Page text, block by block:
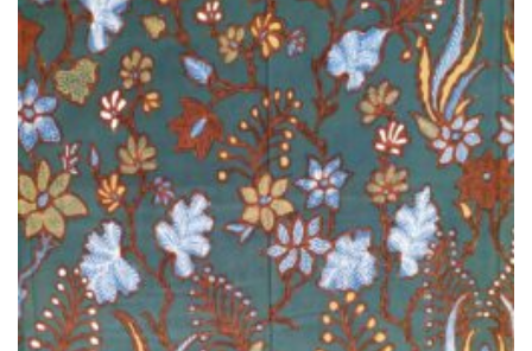
Ajouter
à la liste
de
souhaits